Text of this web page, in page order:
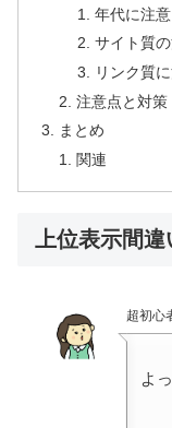
年代に注意
サイト質
リンク質
注意点と対策
まとめ
関連
上位表示間違
超初心
よ